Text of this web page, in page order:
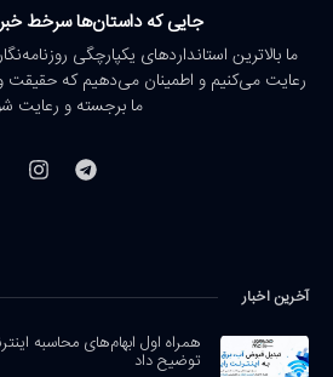
جایی که داستان‌ها سرخط
ما بالاترین استانداردهای یکپارچگی
رعایت می‌کنیم و اطمینان می‌دهیم که حقیقت
ما برجسته و رعایت
آخرین اخبار
همراه اول ابهام‌های محاسبه
توضیح داد